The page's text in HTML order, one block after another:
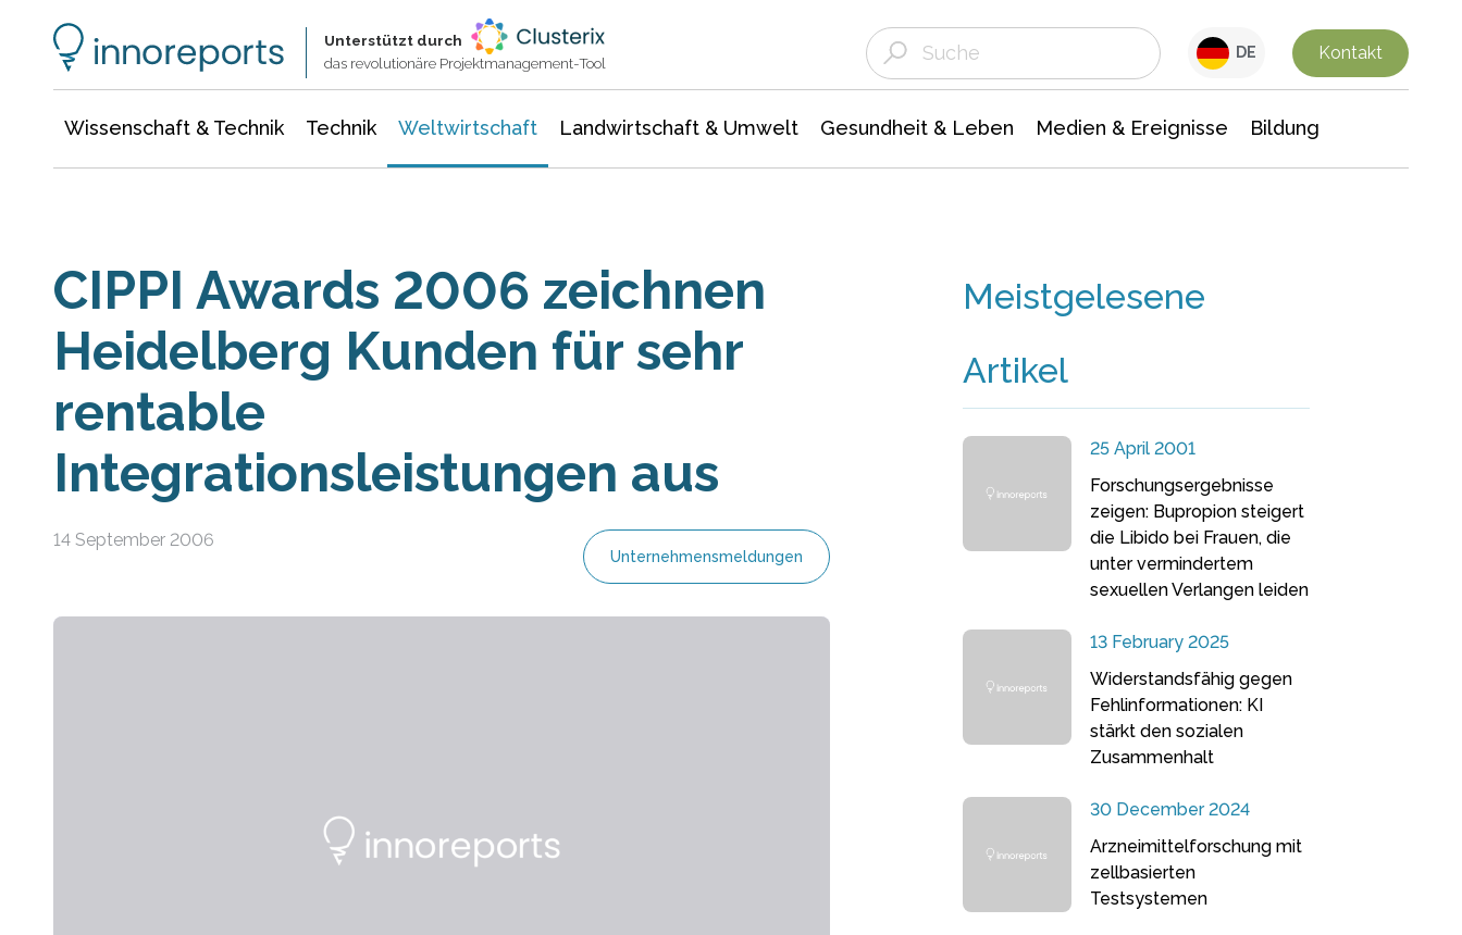
Unterstützt durch
das revolutionäre Projektmanagement-Tool
DE Kontakt
Wissenschaft & Technik Technik Weltwirtschaft Landwirtschaft & Umwelt Gesundheit & Leben Medien & Ereignisse Bildung
CIPPI Awards 2006 zeichnen
Heidelberg Kunden für sehr
rentable
Integrationsleistungen aus
14 September 2006
Unternehmensmeldungen
Meistgelesene
Artikel
25 April 2001
Forschungsergebnisse
zeigen: Bupropion steigert
die Libido bei Frauen, die
unter vermindertem
sexuellen Verlangen leiden
13 February 2025
Widerstandsfähig gegen
Fehlinformationen: KI
stärkt den sozialen
Zusammenhalt
30 December 2024
Arzneimittelforschung mit
zellbasierten
Testsystemen